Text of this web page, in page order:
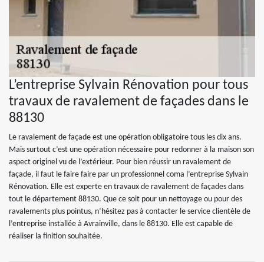
L’entreprise Sylvain Rénovation pour tous
travaux de ravalement de façades dans le
88130
Le ravalement de façade est une opération obligatoire tous les dix ans.
Mais surtout c’est une opération nécessaire pour redonner à la maison son
aspect originel vu de l’extérieur. Pour bien réussir un ravalement de
façade, il faut le faire faire par un professionnel coma l’entreprise Sylvain
Rénovation. Elle est experte en travaux de ravalement de façades dans
tout le département 88130. Que ce soit pour un nettoyage ou pour des
ravalements plus pointus, n’hésitez pas à contacter le service clientèle de
l’entreprise installée à Avrainville, dans le 88130. Elle est capable de
réaliser la finition souhaitée.